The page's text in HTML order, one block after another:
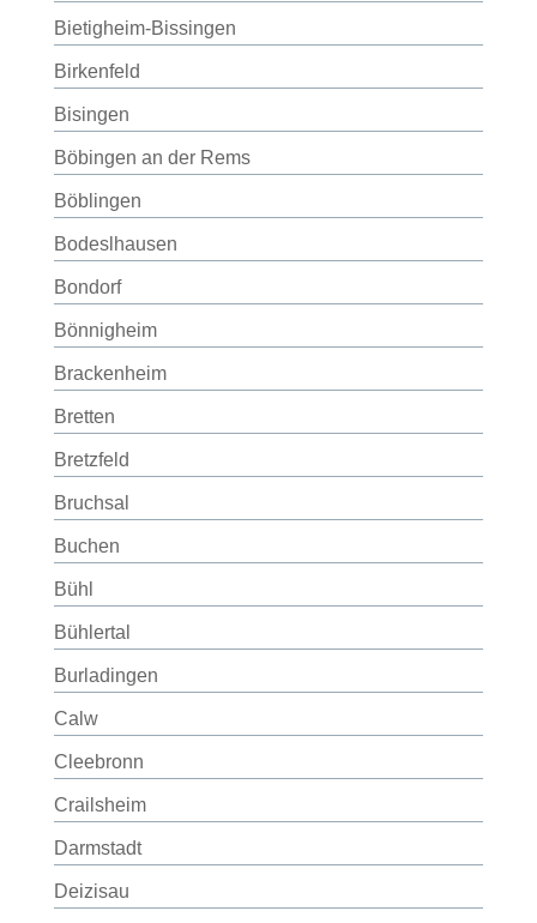
Bietigheim-Bissingen
Birkenfeld
Bisingen
Böbingen an der Rems
Böblingen
Bodeslhausen
Bondorf
Bönnigheim
Brackenheim
Bretten
Bretzfeld
Bruchsal
Buchen
Bühl
Bühlertal
Burladingen
Calw
Cleebronn
Crailsheim
Darmstadt
Deizisau